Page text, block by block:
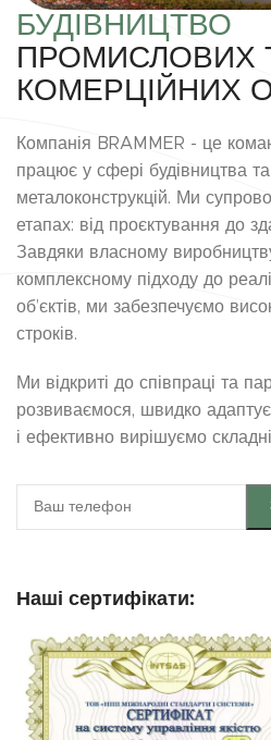
БУДІВНИЦТВО
ПРОМИСЛОВИХ
КОМЕРЦІЙНИХ
Компанія BRAMMER - це
працює у сфері будівництва
металоконструкцій. Ми
етапах: від проєктування до
Завдяки власному
комплексному підходу до
об’єктів, ми забезпечуємо
строків.
Ми відкриті до співпраці та
розвиваємося, швидко
і ефективно вирішуємо
Наші сертифікати: